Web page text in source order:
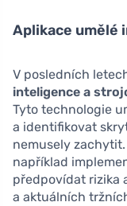
Aplikace umělé
V posledních
inteligence a
Tyto technologie
a identifikovat
nemusely
například
předpovídat rizika
a aktuálních